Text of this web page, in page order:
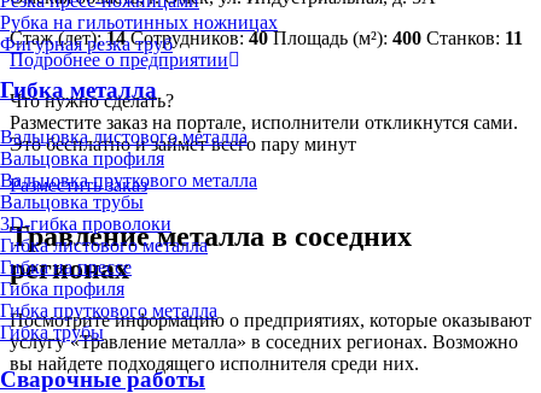
Рубка на гильотинных ножницах
Фигурная резка труб
Гибка металла
Вальцовка листового металла
Вальцовка профиля
Вальцовка пруткового металла
Вальцовка трубы
3D-гибка проволоки
Гибка листового металла
Гибка на прессе
Гибка профиля
Гибка пруткового металла
Гибка трубы
Сварочные работы
Стаж (лет):14 Сотрудников: 40 Площадь (м²): 400 Станков: 11
Подробнее о предприятии
Что нужно сделать?
Разместите заказ на портале, исполнители откликнутся сами.
Это бесплатно и займет всего пару минут
Разместить заказ
Травление металла в соседних
регионах
Посмотрите информацию о предприятиях, которые оказывают
услугу «Травление металла» в соседних регионах. Возможно
вы найдете подходящего исполнителя среди них.